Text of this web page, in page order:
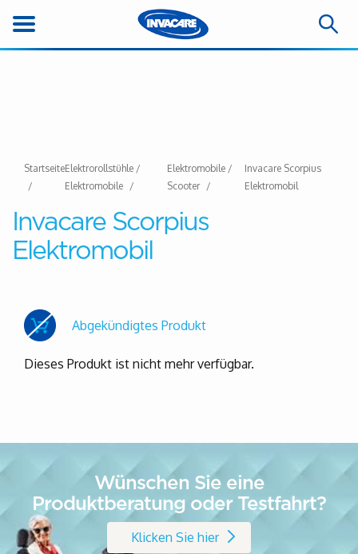
StartseiteElektrorollstühle /
Elektromobile
Elektromobile /
Scooter
Invacare Scorpius
Elektromobil
Invacare Scorpius
Elektromobil
Abgekündigtes Produkt
Dieses Produkt ist nicht mehr verfügbar.
Wünschen Sie eine
Produktberatung oder Testfahrt?
Klicken Sie hier